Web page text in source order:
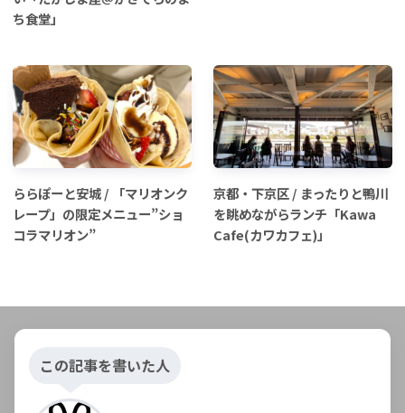
ち食堂」
ららぽーと安城 / 「マリオンク
レープ」の限定メニュー”ショ
コラマリオン”
京都・下京区 / まったりと鴨川
を眺めながらランチ「Kawa
Cafe(カワカフェ)」
この記事を書いた人